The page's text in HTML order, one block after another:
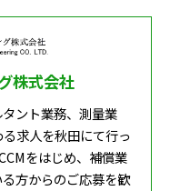
株式会社
ント業務、測量業
求人を秋田にて行っ
をはじめ、補償業
方からのご応募を歓